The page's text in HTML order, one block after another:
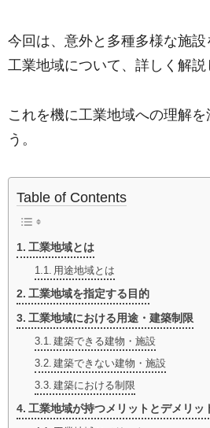
今回は、意外と多種多様な施
工業地域について、詳しく解説
これを機に工業地域への理解を
う。
Table of Contents
工業地域とは
用途地域とは
工業地域を指定する目的
工業地域における用途・建築制限
建築できる建物・施設
建築できない建物・施設
建築における制限
工業地域が持つメリットとデメリッ